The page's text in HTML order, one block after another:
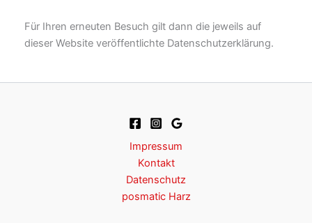
Für Ihren erneuten Besuch gilt dann die jeweils auf
dieser Website veröffentlichte Datenschutzerklärung.
Impressum
Kontakt
Datenschutz
posmatic Harz